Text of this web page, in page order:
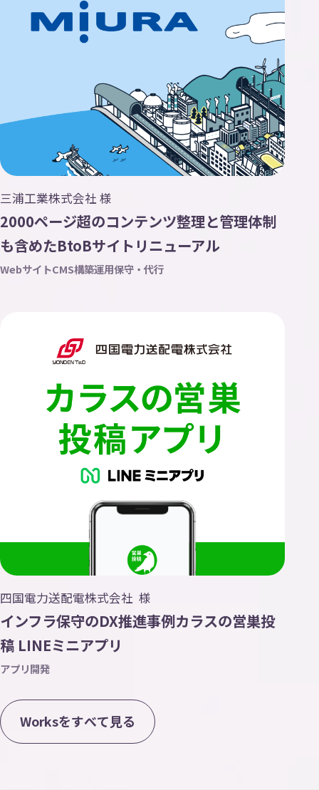
三浦工業株式会社 様
2000ページ超のコンテンツ整理と管理体制
も含めたBtoBサイトリニューアル
WebサイトCMS構築運用保守・代行
四国電力送配電株式会社 様
インフラ保守のDX推進事例カラスの営巣投
稿 LINEミニアプリ
アプリ開発
Worksをすべて見る